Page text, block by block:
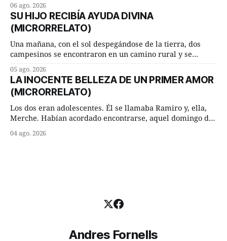
Dime, hombre sabio, ¿qué es el amor según tú? Su
consejero, que era muy prudente y astuto le respondió de
inmediato:
06 ago. 2026
SU HIJO RECIBÍA AYUDA DIVINA
(MICRORRELATO)
Una mañana, con el sol despegándose de la tierra, dos
campesinos se encontraron en un camino rural y se
remolachas, Manuel? —quiso saber uno. —Eso acabo de
hacer, Paco. ¿Cómo va ese maíz tuyo? --se interesó el otro.
—De momento mejor
05 ago. 2026
LA INOCENTE BELLEZA DE UN PRIMER AMOR
(MICRORRELATO)
Los dos eran adolescentes. Él se llamaba Ramiro y, ella,
Merche. Habían acordado encontrarse, aquel domingo de
lugar del río que debía este nombre a la pronunciada
04 ago. 2026
Andres Fornells